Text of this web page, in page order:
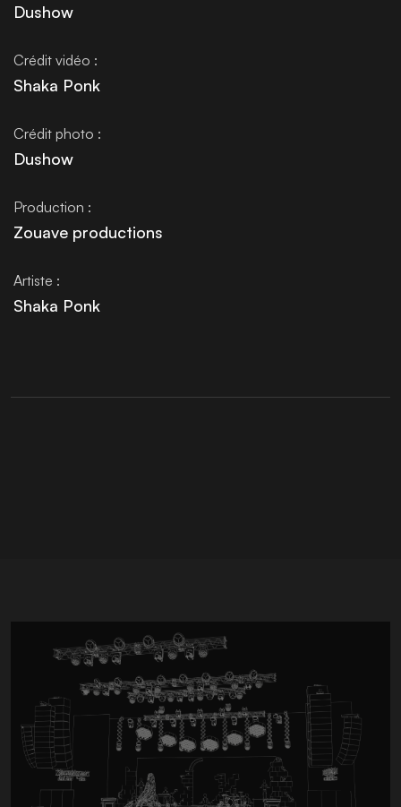
Dushow
Crédit vidéo :
Shaka Ponk
Crédit photo :
Dushow
Production :
Zouave productions
Artiste :
Shaka Ponk